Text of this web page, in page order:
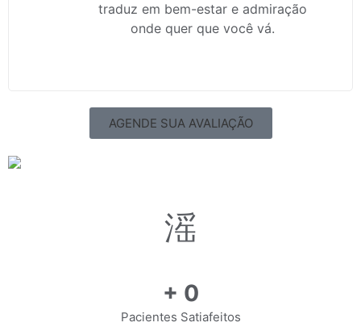
traduz em bem-estar e admiração
onde quer que você vá.
AGENDE SUA AVALIAÇÃO
+ 0
Pacientes Satiafeitos